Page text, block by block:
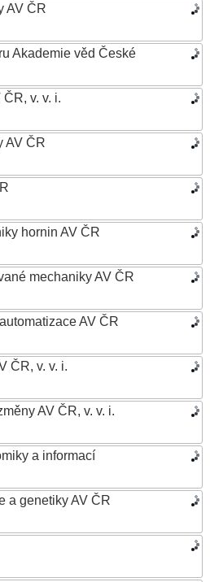
AV ČR
Akademie věd České
v. v. i.
AV ČR
hornin AV ČR
mechaniky AV ČR
AV ČR
ČR, v. v. i.
AV ČR, v. v. i.
a informací
a genetiky AV ČR